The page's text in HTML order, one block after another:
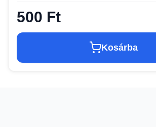
500 Ft
Kosárba